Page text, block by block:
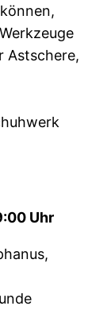
Astschere,
Uhr